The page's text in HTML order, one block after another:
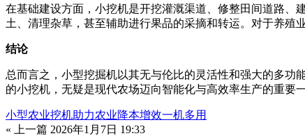
在基础建设方面，小挖机是开挖灌溉渠道、修整田间道路、
土、清理杂草，甚至辅助进行果品的采摘和转运。对于养殖
结论
总而言之，小型挖掘机以其无与伦比的灵活性和强大的多
的小挖机，无疑是现代农场迈向智能化与高效率生产的重要一
小型农业挖机助力农业降本增效一机多用
« 上一篇 2026年1月7日 19:33